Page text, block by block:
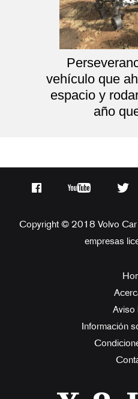
vehículo que
espacio y
año
Copyright © 2018 Volvo
empresas
Aviso
Información